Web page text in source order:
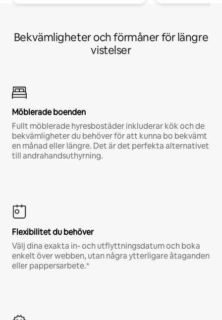
Bekvämligheter och förmåner för längre
vistelser
Möblerade boenden
Fullt möblerade hyresbostäder inkluderar kök och de
bekvämligheter du behöver för att kunna bo bekvämt
en månad eller längre. Det är det perfekta alternativet
till andrahandsuthyrning.
Flexibilitet du behöver
Välj dina exakta in- och utflyttningsdatum och boka
enkelt över webben, utan några ytterligare åtaganden
eller pappersarbete.*